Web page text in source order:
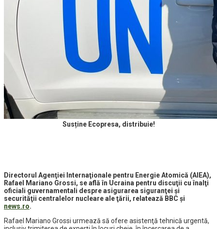
Susține Ecopresa, distribuie!
Directorul Agenţiei Internaţionale pentru Energie Atomică (AIEA),
Rafael Mariano Grossi, se află în Ucraina pentru discuţii cu înalţi
oficiali guvernamentali despre asigurarea siguranţei şi
securităţii centralelor nucleare ale ţării, relatează BBC și
news.ro.
Rafael Mariano Grossi urmează să ofere asistenţă tehnică urgentă,